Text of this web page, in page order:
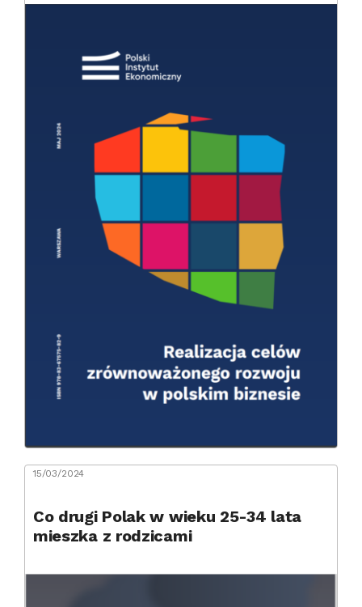
15/03/2024
Co drugi Polak w wieku 25-34 lata
mieszka z rodzicami